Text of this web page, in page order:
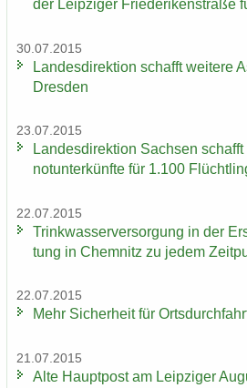
der Leip­zi­ger Frie­de­ri­ken­stra­ße
30.07.2015
Lan­des­di­rek­ti­on schafft wei­te­re
Dres­den
23.07.2015
Lan­des­di­rek­ti­on Sach­sen
not­un­ter­künf­te für 1.100
22.07.2015
Trink­was­ser­ver­sor­gung in der
tung in Chem­nitz zu jedem
22.07.2015
Mehr Si­cher­heit für
21.07.2015
Alte Haupt­post am Leip­zi­ger